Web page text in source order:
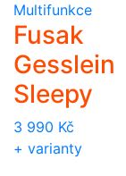
Multifunkce
Fusak
Gesslein
Sleepy
3 990 Kč
+ varianty